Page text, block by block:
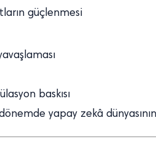
güçlenmesi
baskısı
yapay zekâ